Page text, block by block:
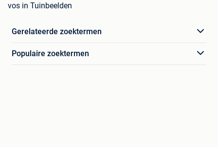
vos in Tuinbeelden
Gerelateerde zoektermen
Populaire zoektermen